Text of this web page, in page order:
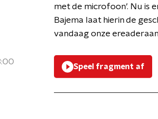
met de microfoon’. Nu is
Bajema laat hierin de
vandaag onze
Speel fragment af